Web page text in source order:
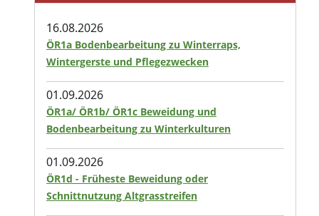
16.08.2026
ÖR1a Bodenbearbeitung zu Winterraps,
Wintergerste und Pflegezwecken
01.09.2026
ÖR1a/ ÖR1b/ ÖR1c Beweidung und
Bodenbearbeitung zu Winterkulturen
01.09.2026
ÖR1d - Früheste Beweidung oder
Schnittnutzung Altgrasstreifen